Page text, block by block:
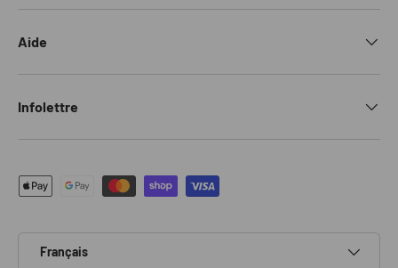
Aide
Infolettre
Moyens de paiement acceptés
Français